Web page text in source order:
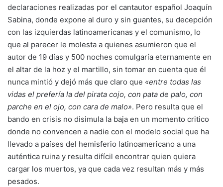
declaraciones realizadas por el cantautor español Joaquín
Sabina, donde expone al duro y sin guantes, su decepción
con las izquierdas latinoamericanas y el comunismo, lo
que al parecer le molesta a quienes asumieron que el
autor de 19 días y 500 noches comulgaría eternamente en
el altar de la hoz y el martillo, sin tomar en cuenta que él
nunca mintió y dejó más que claro que «entre todas las
vidas el prefería la del pirata cojo, con pata de palo, con
parche en el ojo, con cara de malo». Pero resulta que el
bando en crisis no disimula la baja en un momento critico
donde no convencen a nadie con el modelo social que ha
llevado a países del hemisferio latinoamericano a una
auténtica ruina y resulta difícil encontrar quien quiera
cargar los muertos, ya que cada vez resultan más y más
pesados.